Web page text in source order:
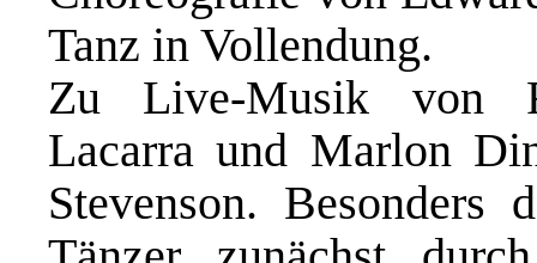
Tanz in Vollendung.
Zu Live-Musik von
Lacarra und Marlon
Stevenson.